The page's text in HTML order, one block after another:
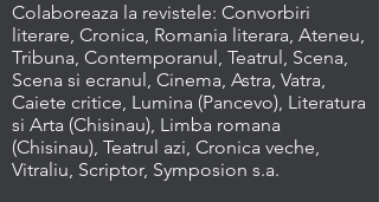
Colaboreaza la revistele: Convorbiri
literare, Cronica, Romania literara, Ateneu,
Tribuna, Contemporanul, Teatrul, Scena,
Scena si ecranul, Cinema, Astra, Vatra,
Caiete critice, Lumina (Pancevo), Literatura
si Arta (Chisinau), Limba romana
(Chisinau), Teatrul azi, Cronica veche,
Vitraliu, Scriptor, Symposion s.a.